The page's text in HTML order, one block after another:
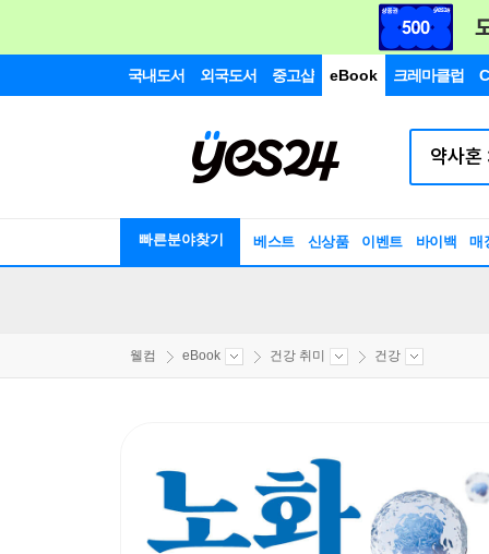
국내도서 외국도서 중고샵 eBook 크레마클럽
빠른분야찾기 베스트 신상품 이벤트 바이백 매
웰컴 eBook 건강 취미 건강